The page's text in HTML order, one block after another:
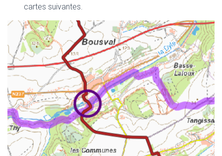
cartes suivantes.